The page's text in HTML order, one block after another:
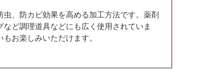
、防カビ効果を高める加工方法です。薬剤
ど調理道具などにも広く使用されていま
お楽しみいただけます。